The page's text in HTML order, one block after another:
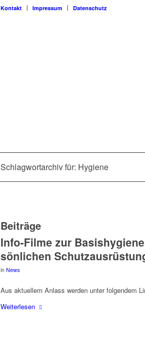
Kon­takt Impres­sum Daten­schutz
Schlagwortarchiv für: Hygiene
Beiträge
Info-Fil­me zur
sön­li­chen
in News
Aus aktu­el­lem Anlass wer­den unter fol­gen­dem
Wei­ter­le­sen